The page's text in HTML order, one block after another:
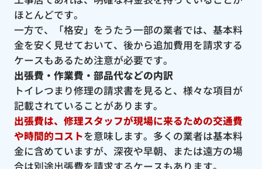
ほとんどです。
一方で、「格安」をうたう一部の業者では、基本料
金を安く見せておいて、後から追加費用を請求する
ケースもあるため注意が必要です。
出張費・作業費・部品代などの内訳
トイレつまり修理の請求書を見ると、様々な項目が
記載されていることがあります。
出張費は、修理スタッフが現場に来るための交通費
や時間的コストを意味します。多くの業者は基本料
金に含めていますが、深夜や早朝、または遠方の場
合は別途出張費を請求するケースもあります。